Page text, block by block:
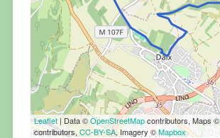
Leaflet| Data ©OpenStreetMapcontributors, Maps ©
contributors, CC-BY-SA, Imagery ©Mapbox